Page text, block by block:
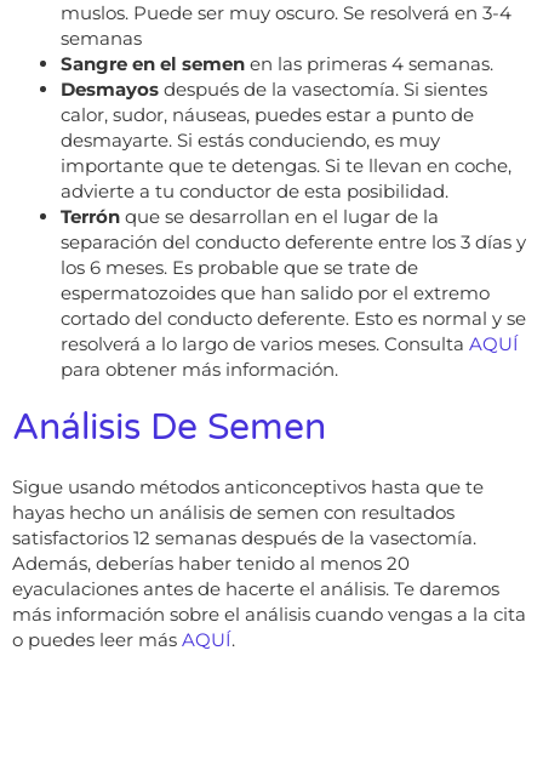
muslos. Puede ser muy oscuro. Se resolverá en 3-4
semanas
Sangre en el semen en las primeras 4 semanas.
Desmayos después de la vasectomía. Si sientes
calor, sudor, náuseas, puedes estar a punto de
desmayarte. Si estás conduciendo, es muy
importante que te detengas. Si te llevan en coche,
advierte a tu conductor de esta posibilidad.
Terrón que se desarrollan en el lugar de la
separación del conducto deferente entre los 3 días y
los 6 meses. Es probable que se trate de
espermatozoides que han salido por el extremo
cortado del conducto deferente. Esto es normal y se
resolverá a lo largo de varios meses. Consulta AQUÍ
para obtener más información.
Análisis De Semen
Sigue usando métodos anticonceptivos hasta que te
hayas hecho un análisis de semen con resultados
satisfactorios 12 semanas después de la vasectomía.
Además, deberías haber tenido al menos 20
eyaculaciones antes de hacerte el análisis. Te daremos
más información sobre el análisis cuando vengas a la cita
o puedes leer más AQUÍ.